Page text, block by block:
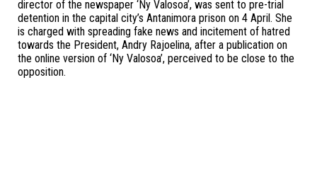
director of the newspaper ‘Ny Valosoa’, was sent to pre-trial
detention in the capital city’s Antanimora prison on 4 April. She
is charged with spreading fake news and incitement of hatred
towards the President, Andry Rajoelina, after a publication on
the online version of ‘Ny Valosoa’, perceived to be close to the
opposition.